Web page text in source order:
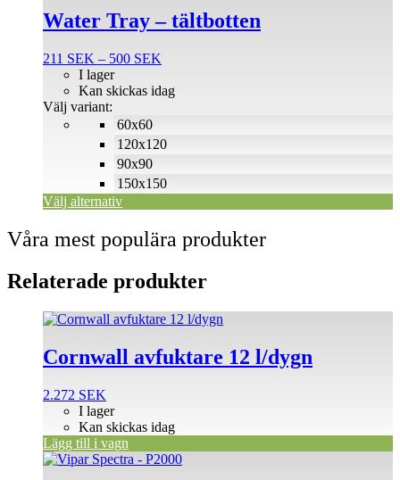
Water Tray – tältbotten
211 SEK – 500 SEK
till
60x60
120x120
90x90
150x150
I lager
Kan skickas idag
Välj variant:
Välj alternativ
produkten
har
varianter.
olika
alternativen
Våra mest populära produkter
Relaterade produkter
Cornwall avfuktare 12 l/dygn
2.272 SEK
I lager
Kan skickas idag
Lägg till i vagn